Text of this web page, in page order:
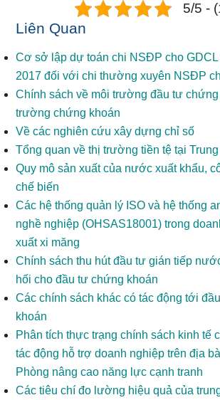
5/5 -
Liên Quan
Cơ sở lập dự toán chi NSĐP cho GDCL
2017 đối với chi thường xuyên NSĐP
Chính sách về môi trường đầu tư chứng
trường chứng khoán
Về các nghiên cứu xây dựng chỉ số
Tổng quan về thị trường tiền tệ tại
Quy mô sản xuất của nước xuất khẩu,
chế biến
Các hệ thống quản lý ISO và hệ thống
nghề nghiệp (OHSAS18001) trong
xuất xi măng
Chính sách thu hút đầu tư gián tiếp
hối cho đầu tư chứng khoán
Các chính sách khác có tác động tới
khoán
Phân tích thực trạng chính sách kinh tế
tác động hỗ trợ doanh nghiệp trên địa
Phòng nâng cao năng lực cạnh tranh
Các tiêu chí đo lường hiệu quả của